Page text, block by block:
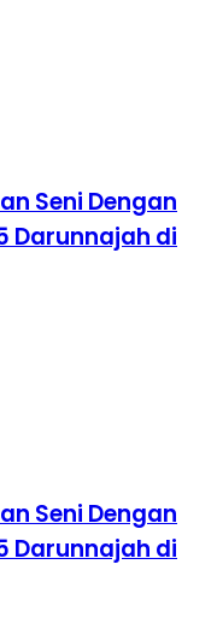
Seni Dengan
Darunnajah di
Seni Dengan
Darunnajah di